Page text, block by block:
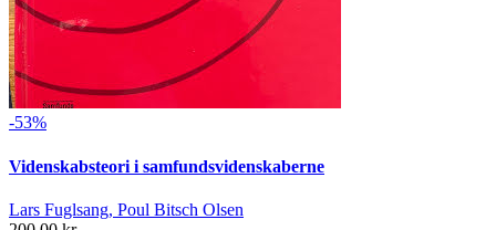
-53%
Videnskabsteori i samfundsvidenskaberne
Lars Fuglsang, Poul Bitsch Olsen